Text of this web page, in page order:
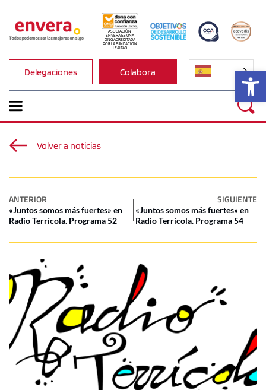
ASOCIACIÓN
ENVERA ES UNA
ONG ACREDITADA
POR LA FUNDACIÓN
LEALTAD
Delegaciones Colabora
Volver a noticias
ANTERIOR SIGUIENTE
«Juntos somos más fuertes» en
Radio Terrícola. Programa 52
«Juntos somos más fuertes» en
Radio Terrícola. Programa 54